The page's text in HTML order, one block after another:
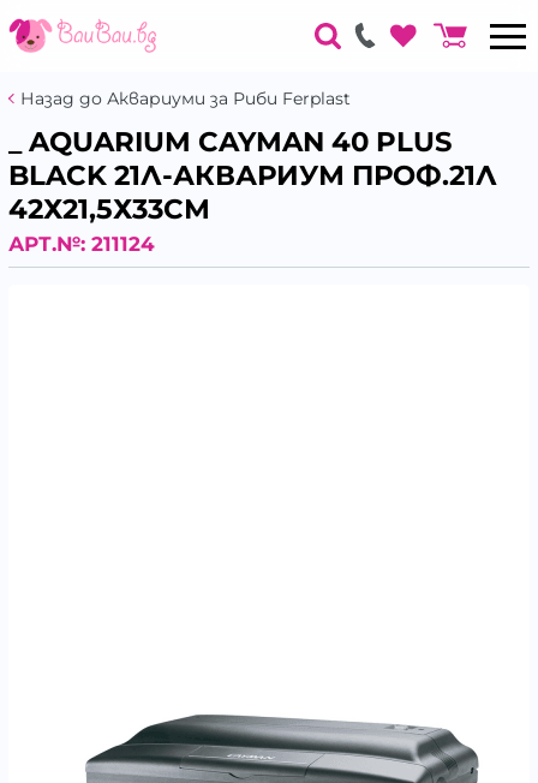
Назад до Аквариуми за Риби Ferplast
_ AQUARIUM CAYMAN 40 PLUS
BLACK 21Л-АКВАРИУМ ПРОФ.21Л
42Х21,5Х33СМ
АРТ.№: 211124